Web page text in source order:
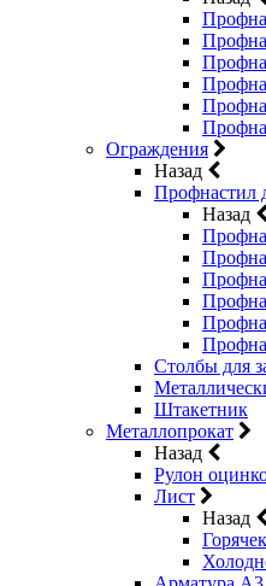
Ограждения
Назад
Профнастил
Назад
Столбы для
Штакетник
Металлопрокат
Назад
Рулон
Лист
Назад